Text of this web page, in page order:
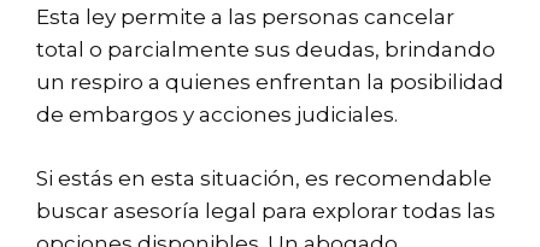
Esta ley permite a las personas cancelar
total o parcialmente sus deudas, brindando
un respiro a quienes enfrentan la posibilidad
de embargos y acciones judiciales.
Si estás en esta situación, es recomendable
buscar asesoría legal para explorar todas las